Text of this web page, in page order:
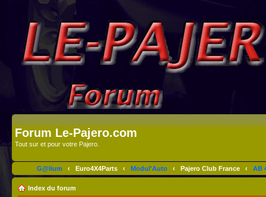
Forum Le-Pajero.com
Tout sur et pour votre Pajero.
G@lium ‹ Euro4X4Parts ‹ Modul'Auto ‹ Pajero Club France ‹ AB
Index du forum